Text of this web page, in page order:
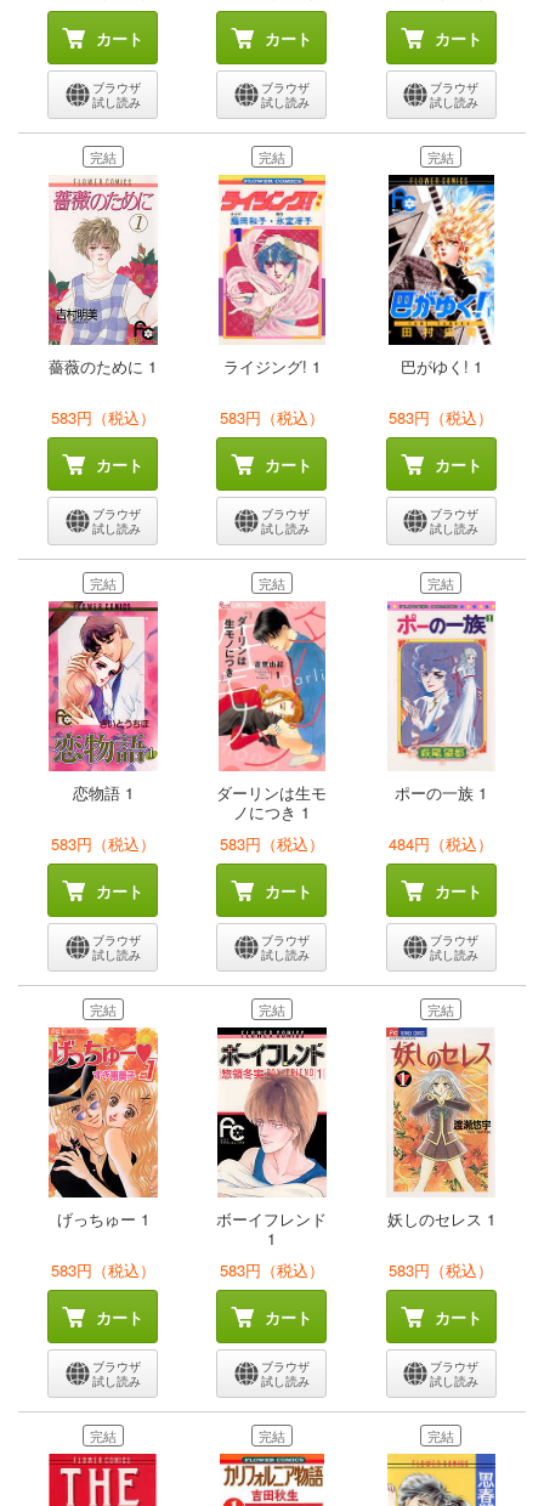
カート
ブラウザ
試し読み
カート
ブラウザ
試し読み
カート
ブラウザ
試し読み
完結
薔薇のために 1
583円（税込）
カート
ブラウザ
試し読み
完結
ライジング! 1
583円（税込）
カート
ブラウザ
試し読み
完結
巴がゆく! 1
583円（税込）
カート
ブラウザ
試し読み
完結
恋物語 1
583円（税込）
カート
ブラウザ
試し読み
完結
ダーリンは生モ
ノにつき 1
583円（税込）
カート
ブラウザ
試し読み
完結
ポーの一族 1
484円（税込）
カート
ブラウザ
試し読み
完結
げっちゅー 1
583円（税込）
カート
ブラウザ
試し読み
完結
ボーイフレンド
1
583円（税込）
カート
ブラウザ
試し読み
完結
妖しのセレス 1
583円（税込）
カート
ブラウザ
試し読み
完結 完結 完結